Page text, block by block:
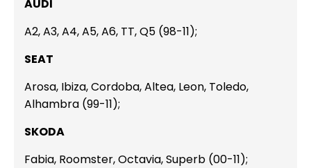
AUDI
A2, A3, A4, A5, A6, TT, Q5 (98-11);
SEAT
Arosa, Ibiza, Cordoba, Altea, Leon, Toledo,
Alhambra (99-11);
SKODA
Fabia, Roomster, Octavia, Superb (00-11);